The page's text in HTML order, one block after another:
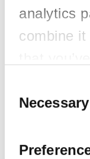
analytics
combine
use of
Selection
Necessary
Tags
african beauty
Archive